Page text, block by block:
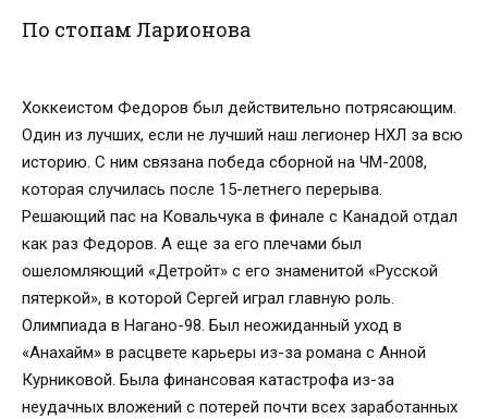
По стопам Ларионова
Хоккеистом Федоров был действительно потрясающим.
Один из лучших, если не лучший наш легионер НХЛ за всю
историю. С ним связана победа сборной на ЧМ-2008,
которая случилась после 15-летнего перерыва.
Решающий пас на Ковальчука в финале с Канадой отдал
как раз Федоров. А еще за его плечами был
ошеломляющий «Детройт» с его знаменитой «Русской
пятеркой», в которой Сергей играл главную роль.
Олимпиада в Нагано-98. Был неожиданный уход в
«Анахайм» в расцвете карьеры из-за романа с Анной
Курниковой. Была финансовая катастрофа из-за
неудачных вложений с потерей почти всех заработанных